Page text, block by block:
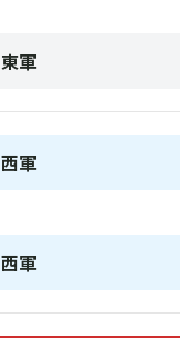
東軍
西軍
西軍